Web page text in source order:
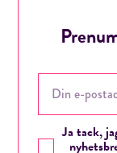
Ja tack,